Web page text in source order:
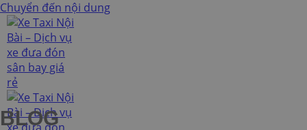
Chuyển đến nội dung
BLOG